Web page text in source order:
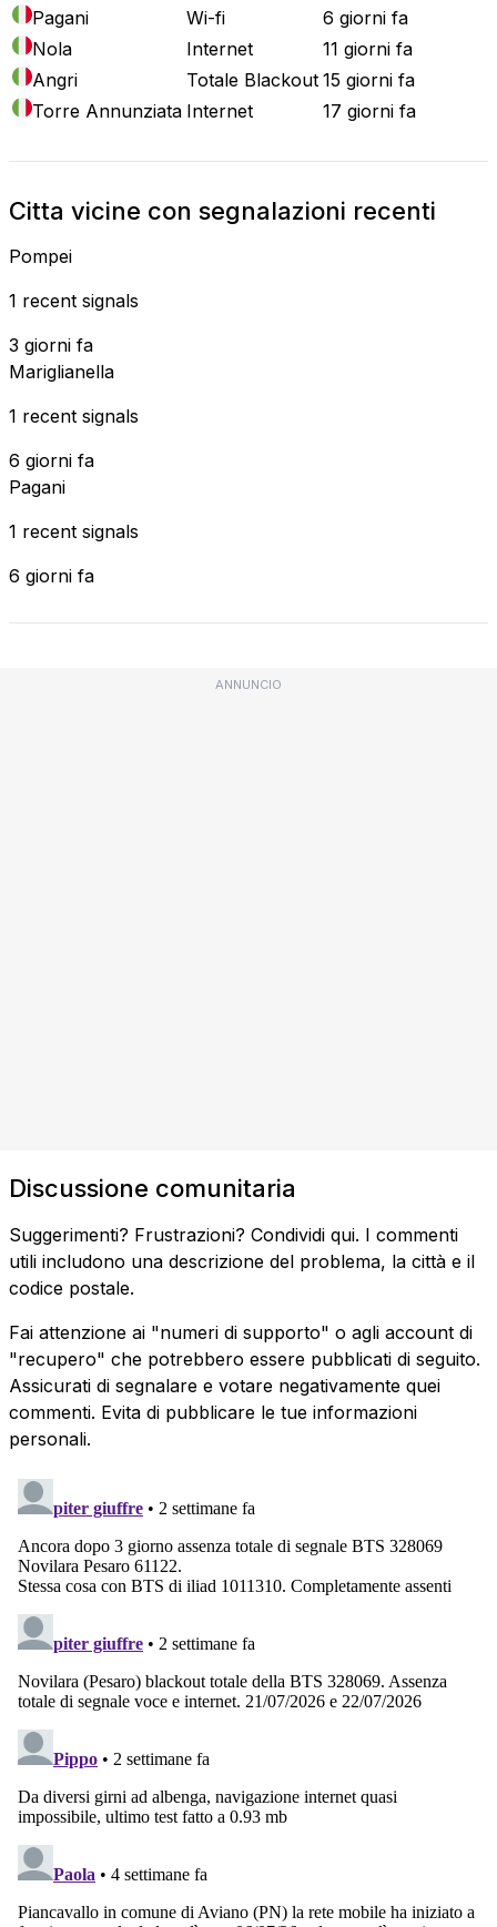
Pagani
Wi-fi
6 giorni fa
Nola
Internet
11 giorni fa
Angri
Totale Blackout 15 giorni fa
Torre Annunziata Internet 17 giorni fa
Citta vicine con segnalazioni recenti
Pompei
1 recent signals
3 giorni fa
Mariglianella
1 recent signals
6 giorni fa
Pagani
1 recent signals
6 giorni fa
ANNUNCIO
Discussione comunitaria
Suggerimenti? Frustrazioni? Condividi qui. I commenti
utili includono una descrizione del problema, la città e il
codice postale.
Fai attenzione ai "numeri di supporto" o agli account di
"recupero" che potrebbero essere pubblicati di seguito.
Assicurati di segnalare e votare negativamente quei
commenti. Evita di pubblicare le tue informazioni
personali.